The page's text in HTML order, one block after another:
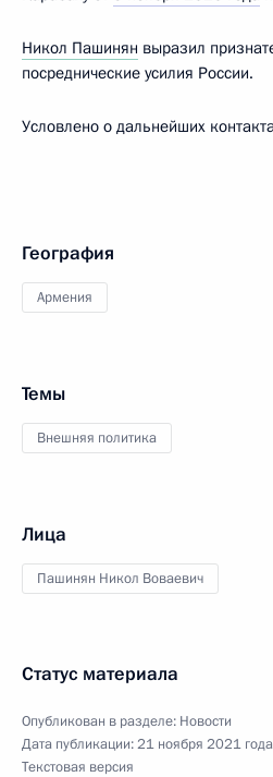
Никол Пашинян выразил
посреднические усилия России.
Условлено о дальнейших
География
Армения
Темы
Внешняя политика
Лица
Пашинян Никол Воваевич
Статус материала
Опубликован в разделе: Новости
Дата публикации:21 ноября 2021
Текстовая версия